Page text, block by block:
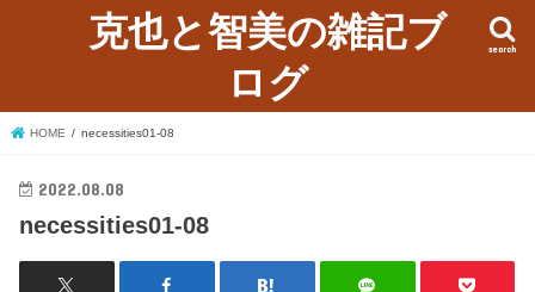
克也と智美の雑記ブ
ログ
search
HOME necessities01-08
2022.08.08
necessities01-08